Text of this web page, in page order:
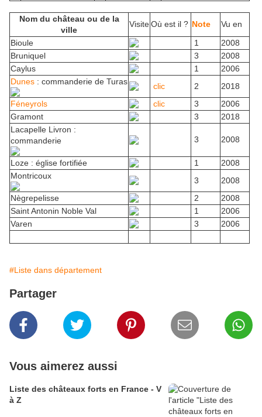
Nom du château ou de la
ville
VisiteOù est il ? Note
Vu en
Bioule
1
2008
Bruniquel
3
2008
Caylus
1
2006
Dunes : commanderie de Turas clic 2
2018
Féneyrols
clic 3
2006
Gramont
3
2018
Lacapelle Livron :
commanderie
3 2008
Loze : église fortifiée 1
2008
Montricoux
3
2008
Nègrepelisse
2
2008
Saint Antonin Noble Val
1
2006
Varen
3 2006
#Liste dans département
Partager
Vous aimerez aussi
Liste des châteaux forts en France - V
à Z